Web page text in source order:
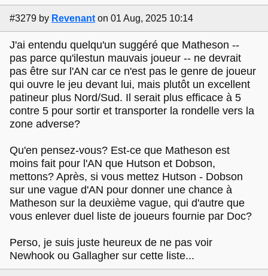
#3279 by Revenant on 01 Aug, 2025 10:14
J'ai entendu quelqu'un suggéré que Matheson --
pas parce qu'ilestun mauvais joueur -- ne devrait
pas être sur l'AN car ce n'est pas le genre de joueur
qui ouvre le jeu devant lui, mais plutôt un excellent
patineur plus Nord/Sud. Il serait plus efficace à 5
contre 5 pour sortir et transporter la rondelle vers la
zone adverse?
Qu'en pensez-vous? Est-ce que Matheson est
moins fait pour l'AN que Hutson et Dobson,
mettons? Après, si vous mettez Hutson - Dobson
sur une vague d'AN pour donner une chance à
Matheson sur la deuxième vague, qui d'autre que
vous enlever duel liste de joueurs fournie par Doc?
Perso, je suis juste heureux de ne pas voir
Newhook ou Gallagher sur cette liste...